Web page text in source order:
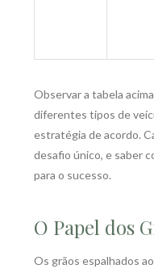
Observar a tabela
diferentes tipos de
estratégia de acordo.
desafio único, e saber
para o sucesso.
O Papel dos
Os grãos espalhados